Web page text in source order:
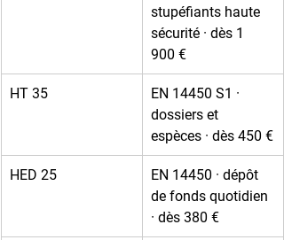
stupéfiants haute
sécurité · dès 1
900 €
HT 35
EN 14450 S1 ·
dossiers et
espèces · dès 450 €
HED 25
EN 14450 · dépôt
de fonds quotidien
· dès 380 €